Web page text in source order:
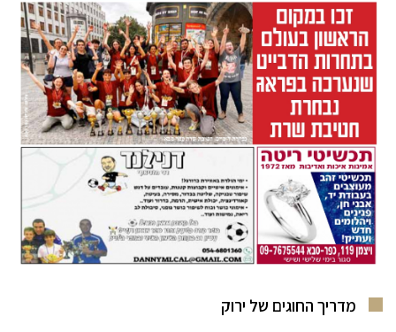
מדריך החוגים של ירוק